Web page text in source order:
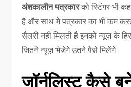
अंशकालीन पत्रकारको स्टिंगर भी
है और साथ मे पत्रकार का भी कम
सैलरी नही मिलती है इनको न्यूज़ के
जितने न्यूज़ भेजेगे उतने पैसे मिलेंगे।
जॉर्नलिस्ट कैसे